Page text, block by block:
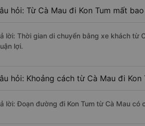
hỏi: Từ Cà Mau đi Kon Tum mất
lời: Thời gian di chuyển bằng xe khách từ
lợi.
hỏi: Khoảng cách từ Cà Mau đi
lời: Đoạn đường đi Kon Tum từ Cà Mau có